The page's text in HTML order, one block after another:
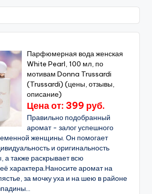
Парфюмерная вода женская
White Pearl, 100 мл, по
мотивам Donna Trussardi
(Trussardi) (цены, отзывы,
описание)
Цена от: 399 руб.
Правильно подобранный
аромат - залог успешного
женщины. Он помогает
и оригинальность
а также раскрывает всю
характера.Наносите аромат на
за мочку уха и на шею в районе